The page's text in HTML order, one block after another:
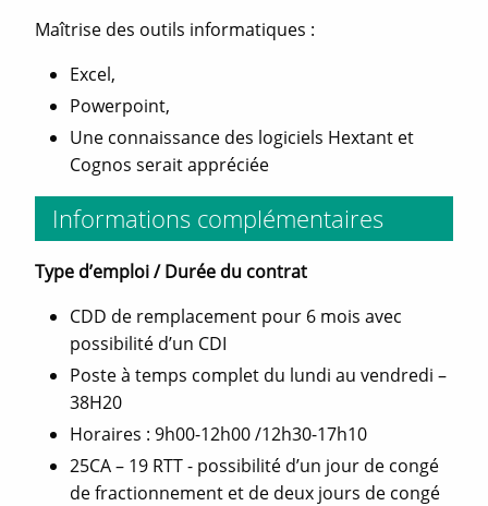
Maîtrise des outils informatiques :
Excel,
Powerpoint,
Une connaissance des logiciels Hextant et
Cognos serait appréciée
Informations complémentaires
Type d’emploi / Durée du contrat
CDD de remplacement pour 6 mois avec
possibilité d’un CDI
Poste à temps complet du lundi au vendredi –
38H20
Horaires : 9h00-12h00 /12h30-17h10
25CA – 19 RTT - possibilité d’un jour de congé
de fractionnement et de deux jours de congé